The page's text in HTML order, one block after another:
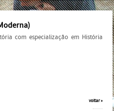
com especialização em História
voltar »